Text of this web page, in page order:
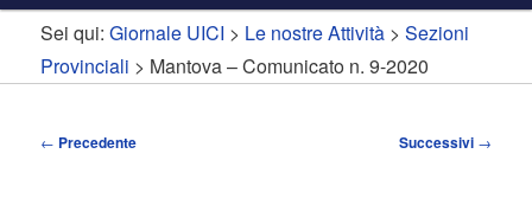
contenuto
contenuto
Sei qui:Giornale UICI > Le nostre Attività >Sezioni
Provinciali > Mantova – Comunicato n. 9-2020
Navigazione
← Precedente Successivi →